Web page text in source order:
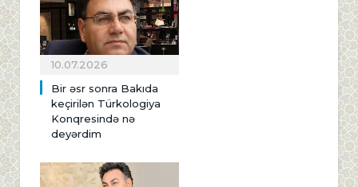
10.07.2026
Bir əsr sonra Bakıda
keçirilən Türkologiya
Konqresində nə
deyərdim